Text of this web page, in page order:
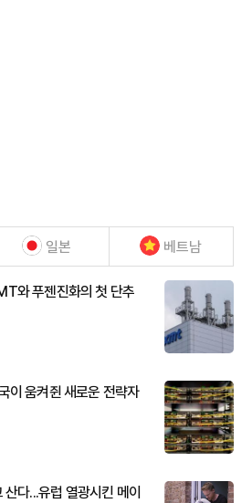
일본 베트남
와 푸젠진화의 첫 단추
이 움켜쥔 새로운 전략자
다...유럽 열광시킨 메이